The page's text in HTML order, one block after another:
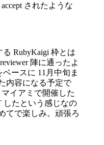
されたような
RubyKaigi 枠とは
陣に通ったよ
ースに 11月中旬ま
内容になる予定で
イアミで開催した
したという感じなの
てで楽しみ。頑張ろ